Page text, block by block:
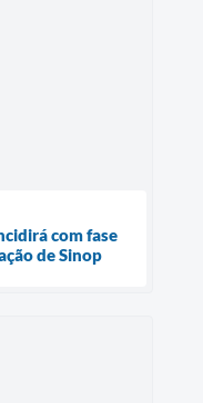
com fase
de Sinop